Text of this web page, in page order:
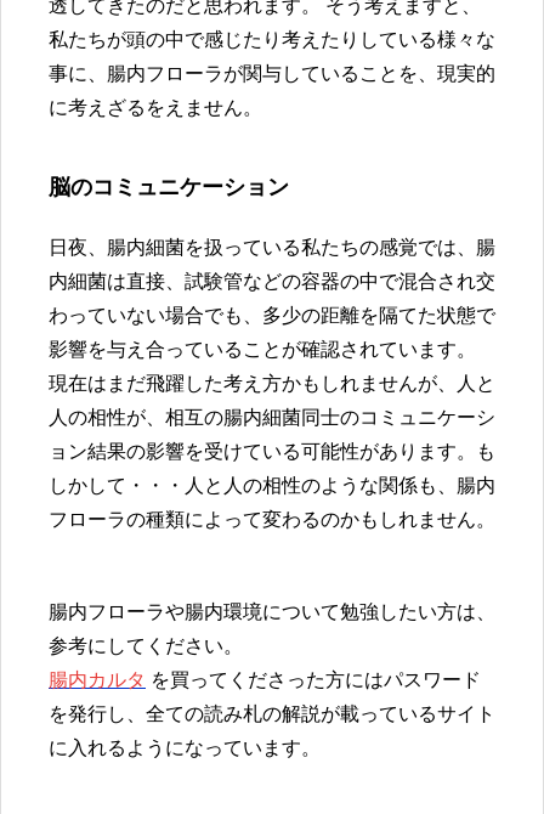
透してきたのだと思われます。 そう考えますと、
私たちが頭の中で感じたり考えたりしている様々な
事に、腸内フローラが関与していることを、現実的
に考えざるをえません。
脳のコミュニケーション
日夜、腸内細菌を扱っている私たちの感覚では、腸
内細菌は直接、試験管などの容器の中で混合され交
わっていない場合でも、多少の距離を隔てた状態で
影響を与え合っていることが確認されています。
現在はまだ飛躍した考え方かもしれませんが、人と
人の相性が、相互の腸内細菌同士のコミュニケーシ
ョン結果の影響を受けている可能性があります。も
しかして・・・人と人の相性のような関係も、腸内
フローラの種類によって変わるのかもしれません。
腸内フローラや腸内環境について勉強したい方は、
参考にしてください。
腸内カルタ を買ってくださった方にはパスワード
を発行し、全ての読み札の解説が載っているサイト
に入れるようになっています。